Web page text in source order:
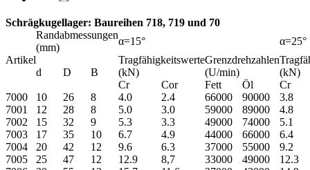
Schrägkugellager: Baureihen 718, 719 und 70
Artikel
Randabmessungen
(mm)
α=15° α=25°
d D B
Tragfähigkeitswerte
(kN)
Grenzdrehzahlen
(U/min)
(kN)
Cr
Cor Fett Öl
Cr
7000
10 26 8 4.0 2.4 66000 90000
3.8
7001
12 28 8 5.0 3.0 59000 89000
4.8
7002
15 32 9 5.3 3.3 49000 74000
5.1
7003
17 35 10 6.7 4.9 44000 66000
6.4
7004
20 42 12 9.6 6.3 37000 55000
9.2
7005
25 47 12 12.9 8,7 33000 49000
12.3